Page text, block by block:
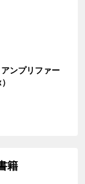
ンプリファー
籍